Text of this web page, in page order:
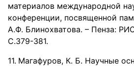
материалов международной
конференции, посвященной
А.Ф. Блинохватова. – Пенза:
С.379-381.
Магафуров, К. Б. Научные